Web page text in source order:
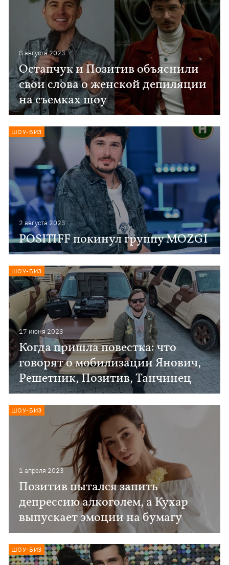
8 августа 2023
Остапчук и Позитив объяснили
свои слова о женской депиляции
на съемках шоу
2 августа 2023
POSITIFF покинул группу MOZGI
ШОУ-БИЗ
17 июня 2023
Когда пришла повестка: что
говорят о мобилизации Янович,
Решетник, Позитив, Танчинец
ШОУ-БИЗ
1 апреля 2023
Позитив пытался запить
депрессию алкоголем, а Кухар
выпускает эмоции на бумагу
ШОУ-БИЗ
ШОУ-БИЗ